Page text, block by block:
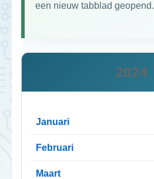
een nieuw tabblad geopend.
2024
Januari
Februari
Maart